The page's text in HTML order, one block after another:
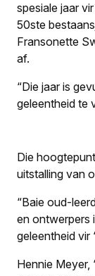
spesiale jaar
50ste
Fransonette
af.
“Die jaar is
geleentheid te
Die
uitstalling van
“Baie oud-
en ontwerpers
geleentheid vir
Hennie Meyer,